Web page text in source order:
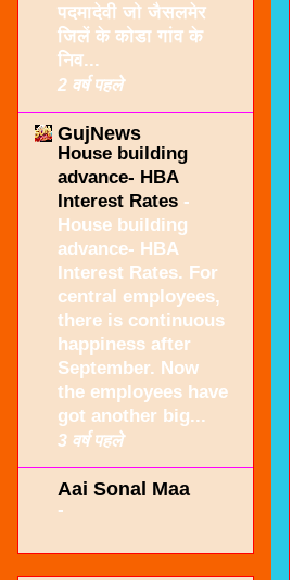
पदमादेवी जो जैसलमेर
जिलें के कोडा गांव के
निव...
2 वर्ष पहले
GujNews
House building
advance- HBA
Interest Rates -
House building
advance- HBA
Interest Rates. For
central employees,
there is continuous
happiness after
September. Now
the employees have
got another big...
3 वर्ष पहले
Aai Sonal Maa
-